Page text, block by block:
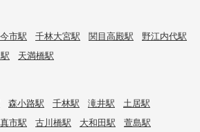
市駅 千林大宮駅 関目高殿駅
野江内代駅
天満橋駅
森小路駅 千林駅 滝井駅
土居駅
市駅 古川橋駅 大和田駅 萱島駅